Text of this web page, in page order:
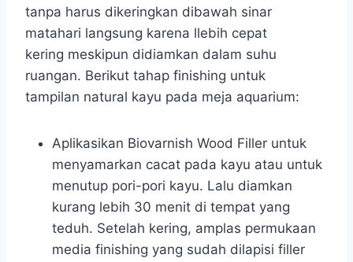
tanpa harus dikeringkan dibawah sinar
matahari langsung karena llebih cepat
kering meskipun didiamkan dalam suhu
ruangan. Berikut tahap finishing untuk
tampilan natural kayu pada meja aquarium:
Aplikasikan Biovarnish Wood Filler untuk
menyamarkan cacat pada kayu atau untuk
menutup pori-pori kayu. Lalu diamkan
kurang lebih 30 menit di tempat yang
teduh. Setelah kering, amplas permukaan
media finishing yang sudah dilapisi filler